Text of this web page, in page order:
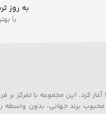
به روز
با
اپل خلیج فارس فعالیت خود را از سال ۱۳۸۴
برند جهانی، بدون واسطه